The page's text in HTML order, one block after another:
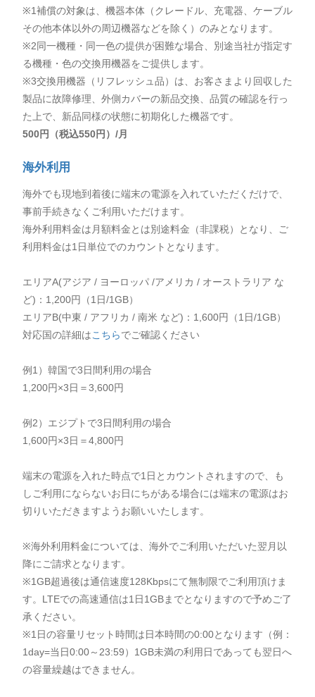
※1補償の対象は、機器本体（クレードル、充電器、ケーブル
その他本体以外の周辺機器などを除く）のみとなります。
※2同一機種・同一色の提供が困難な場合、別途当社が指定す
る機種・色の交換用機器をご提供します。
※3交換用機器（リフレッシュ品）は、お客さまより回収した
製品に故障修理、外側カバーの新品交換、品質の確認を行っ
た上で、新品同様の状態に初期化した機器です。
500円（税込550円）/月
海外利用
海外でも現地到着後に端末の電源を入れていただくだけで、
事前手続きなくご利用いただけます。
海外利用料金は月額料金とは別途料金（非課税）となり、ご
利用料金は1日単位でのカウントとなります。
エリアA(アジア / ヨーロッパ /アメリカ / オーストラリア な
ど)：1,200円（1日/1GB）
エリアB(中東 / アフリカ / 南米 など)：1,600円（1日/1GB）
対応国の詳細はこちらでご確認ください
例1）韓国で3日間利用の場合
1,200円×3日＝3,600円
例2）エジプトで3日間利用の場合
1,600円×3日＝4,800円
端末の電源を入れた時点で1日とカウントされますので、も
しご利用にならないお日にちがある場合には端末の電源はお
切りいただきますようお願いいたします。
※海外利用料金については、海外でご利用いただいた翌月以
降にご請求となります。
※1GB超過後は通信速度128Kbpsにて無制限でご利用頂けま
す。LTEでの高速通信は1日1GBまでとなりますので予めご了
承ください。
※1日の容量リセット時間は日本時間の0:00となります（例：
1day=当日0:00～23:59）1GB未満の利用日であっても翌日へ
の容量繰越はできません。